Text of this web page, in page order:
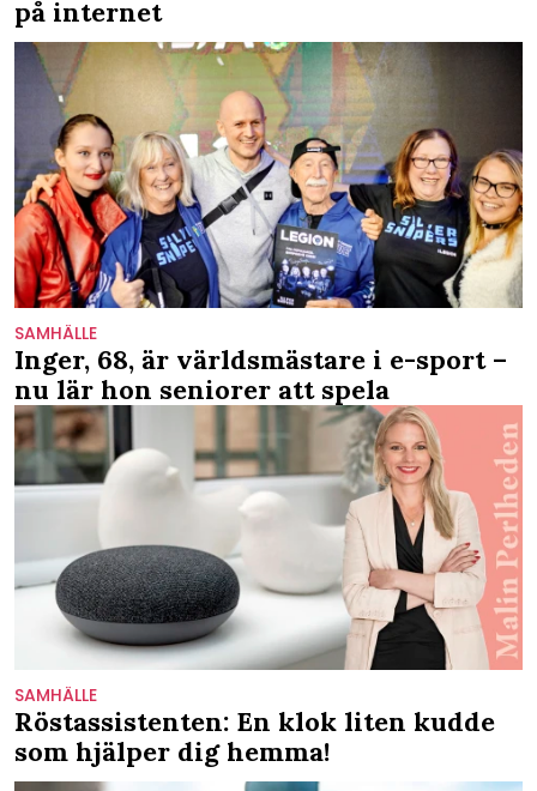
på internet
SAMHÄLLE
Inger, 68, är världsmästare i e-sport –
nu lär hon seniorer att spela
SAMHÄLLE
Röstassistenten: En klok liten kudde
som hjälper dig hemma!